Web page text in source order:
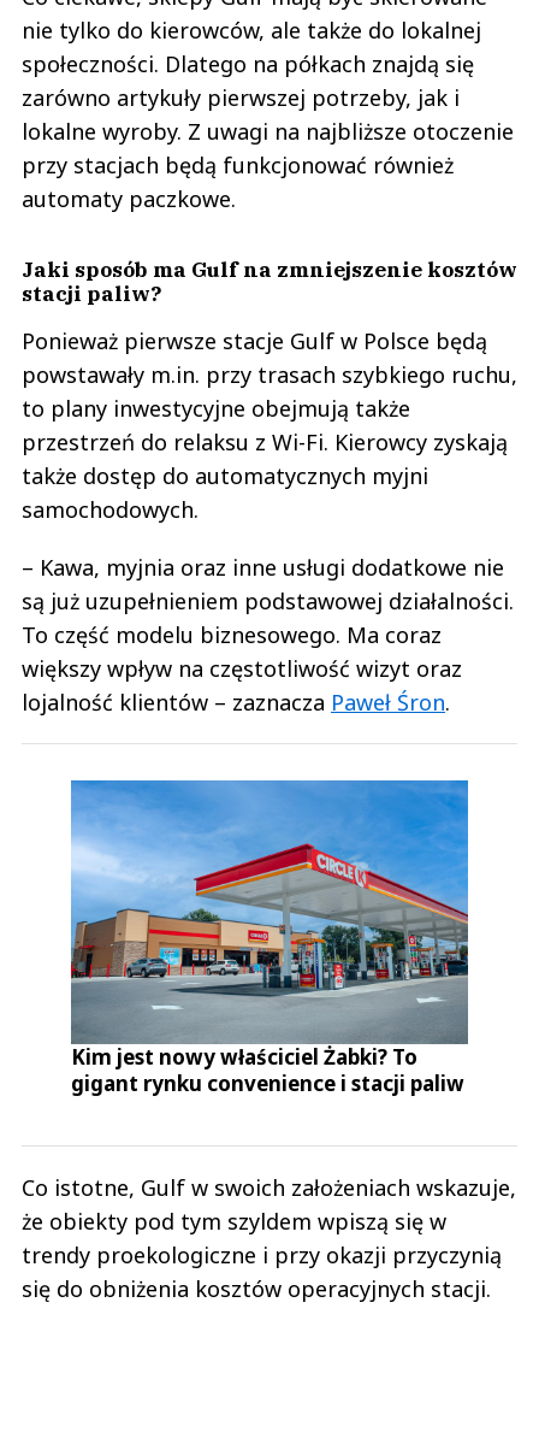
nie tylko do kierowców, ale także do lokalnej
społeczności. Dlatego na półkach znajdą się
zarówno artykuły pierwszej potrzeby, jak i
lokalne wyroby. Z uwagi na najbliższe otoczenie
przy stacjach będą funkcjonować również
automaty paczkowe.
Jaki sposób ma Gulf na zmniejszenie kosztów
stacji paliw?
Ponieważ pierwsze stacje Gulf w Polsce będą
powstawały m.in. przy trasach szybkiego ruchu,
to plany inwestycyjne obejmują także
przestrzeń do relaksu z Wi-Fi. Kierowcy zyskają
także dostęp do automatycznych myjni
samochodowych.
– Kawa, myjnia oraz inne usługi dodatkowe nie
są już uzupełnieniem podstawowej działalności.
To część modelu biznesowego. Ma coraz
większy wpływ na częstotliwość wizyt oraz
lojalność klientów – zaznacza Paweł Śron.
Kim jest nowy właściciel Żabki? To
gigant rynku convenience i stacji paliw
Co istotne, Gulf w swoich założeniach wskazuje,
że obiekty pod tym szyldem wpiszą się w
trendy proekologiczne i przy okazji przyczynią
się do obniżenia kosztów operacyjnych stacji.